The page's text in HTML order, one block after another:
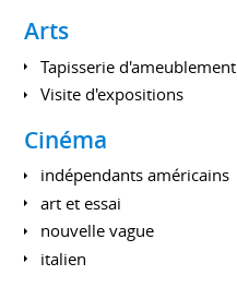
Arts
Tapisserie d'ameublement
Visite d'expositions
Cinéma
indépendants américains
art et essai
nouvelle vague
italien